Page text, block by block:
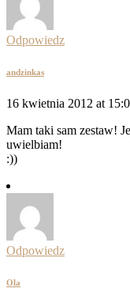
Odpowiedz
andzinkas
16 kwietnia 2012 at
Mam taki sam zestaw!
uwielbiam!
:))
Odpowiedz
Ola